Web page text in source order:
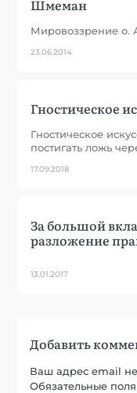
Шмеман
Мировоззрение о.
23.06.2014
Гностическое
Гностическое
постигать ложь
17.09.2018
За большой
разложение
13.01.2017
Добавить
Ваш адрес email
Обязательные